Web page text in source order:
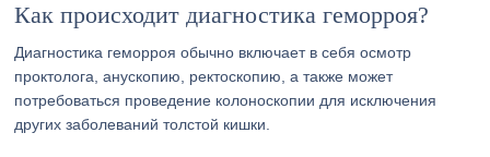
Как происходит диагностика геморроя?
Диагностика геморроя обычно включает в себя осмотр
проктолога, анускопию, ректоскопию, а также может
потребоваться проведение колоноскопии для исключения
других заболеваний толстой кишки.